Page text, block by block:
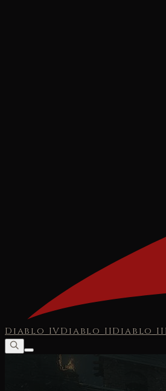
Diablo IVDiablo IIDiablo